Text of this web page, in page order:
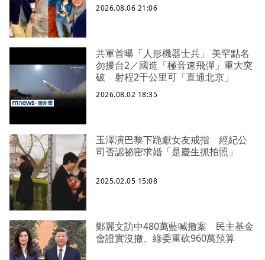
2026.08.06 21:06
共軍首曝「人形機器士兵」 美罕點名
勿擾台2／國造「極音速飛彈」重大突
破 射程2千公里可「直通北京」
2026.08.02 18:35
玉澤演巴黎下跪獻女友戒指 經紀公
司否認祕密求婚「是慶生抓拍照」
2025.02.05 15:08
鄭麗文訪中480萬藍喊撤案 民主基金
會證實沒撤、綠委重砍960萬預算